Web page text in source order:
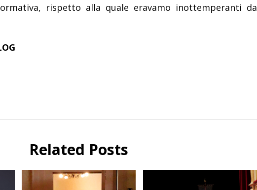
rispetto alla quale eravamo inottemperanti da
Related Posts